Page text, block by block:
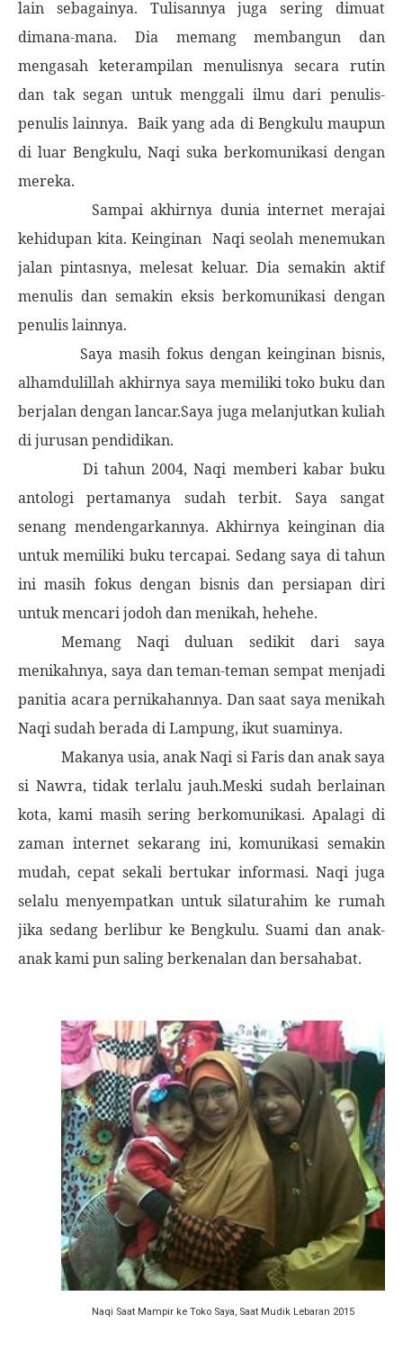
lain sebagainya. Tulisannya juga sering dimuat
dimana-mana. Dia memang membangun dan
mengasah keterampilan menulisnya secara rutin
dan tak segan untuk menggali ilmu dari penulis-
penulis lainnya. Baik yang ada di Bengkulu maupun
di luar Bengkulu, Naqi suka berkomunikasi dengan
mereka.
Sampai akhirnya dunia internet merajai
kehidupan kita. Keinginan Naqi seolah menemukan
jalan pintasnya, melesat keluar. Dia semakin aktif
menulis dan semakin eksis berkomunikasi dengan
penulis lainnya.
Saya masih fokus dengan keinginan bisnis,
alhamdulillah akhirnya saya memiliki toko buku dan
berjalan dengan lancar.Saya juga melanjutkan kuliah
di jurusan pendidikan.
Di tahun 2004, Naqi memberi kabar buku
antologi pertamanya sudah terbit. Saya sangat
senang mendengarkannya. Akhirnya keinginan dia
untuk memiliki buku tercapai. Sedang saya di tahun
ini masih fokus dengan bisnis dan persiapan diri
untuk mencari jodoh dan menikah, hehehe.
Memang Naqi duluan sedikit dari saya
menikahnya, saya dan teman-teman sempat menjadi
panitia acara pernikahannya. Dan saat saya menikah
Naqi sudah berada di Lampung, ikut suaminya.
Makanya usia, anak Naqi si Faris dan anak saya
si Nawra, tidak terlalu jauh.Meski sudah berlainan
kota, kami masih sering berkomunikasi. Apalagi di
zaman internet sekarang ini, komunikasi semakin
mudah, cepat sekali bertukar informasi. Naqi juga
selalu menyempatkan untuk silaturahim ke rumah
jika sedang berlibur ke Bengkulu. Suami dan anak-
anak kami pun saling berkenalan dan bersahabat.
Naqi Saat Mampir ke Toko Saya, Saat Mudik Lebaran 2015